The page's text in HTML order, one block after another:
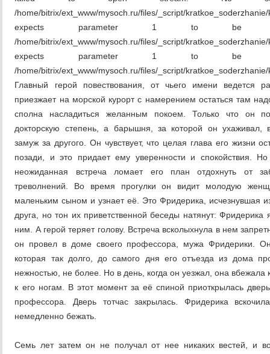
/home/bitrix/ext_www/mysoch.ru/files/_script/
expects parameter 1 to be
/home/bitrix/ext_www/mysoch.ru/files/_script/
expects parameter 1 to be
/home/bitrix/ext_www/mysoch.ru/files/_script/
Главный герой повествования, от чьего имени ведется
приезжает на морской курорт с намерением остаться там
сполна насладиться желанным покоем. Только что он
докторскую степень, а барышня, за которой он ухаживал,
замуж за другого. Он чувствует, что целая глава его жизни
позади, и это придает ему уверенности и спокойствия. Но
неожиданная встреча ломает его план отдохнуть от
треволнений. Во время прогулки он видит молодую
маленьким сыном и узнает её. Это Фридерика, исчезнувшая
друга, но тон их приветственной беседы натянут:
ним. А герой теряет голову. Встреча всколыхнула в нем
он провел в доме своего профессора, мужа Фридерики.
которая так долго, до самого дня его отъезда из дома
нежностью, не более. Но в день, когда он уезжал, она
к его ногам. В этот момент за её спиной приоткрылась
профессора. Дверь тотчас закрылась. Фридерика
немедленно бежать.
Семь лет затем он не получал от нее никаких вестей, и